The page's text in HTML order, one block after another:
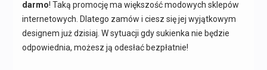
darmo! Taką promocję ma większość modowych sklepów
internetowych. Dlatego zamów i ciesz się jej wyjątkowym
designem już dzisiaj. W sytuacji gdy sukienka nie będzie
odpowiednia, możesz ją odesłać bezpłatnie!